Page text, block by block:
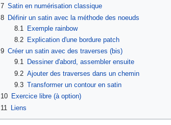
7 Satin en numérisation classique
8 Définir un satin avec la méthode des noeuds
8.1
Exemple rainbow
8.2
Explication d'une bordure patch
9 Créer un satin avec des traverses (bis)
9.1
Dessiner d'abord, assembler ensuite
9.2 Ajouter des traverses dans un chemin
9.3 Transformer un contour en satin
10 Exercice libre (à option)
11
Liens